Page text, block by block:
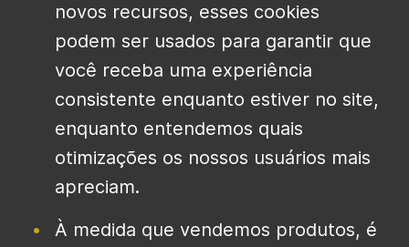
novos recursos, esses cookies
podem ser usados ​​para garantir que
você receba uma experiência
consistente enquanto estiver no site,
enquanto entendemos quais
otimizações os nossos usuários mais
apreciam.
À medida que vendemos produtos, é